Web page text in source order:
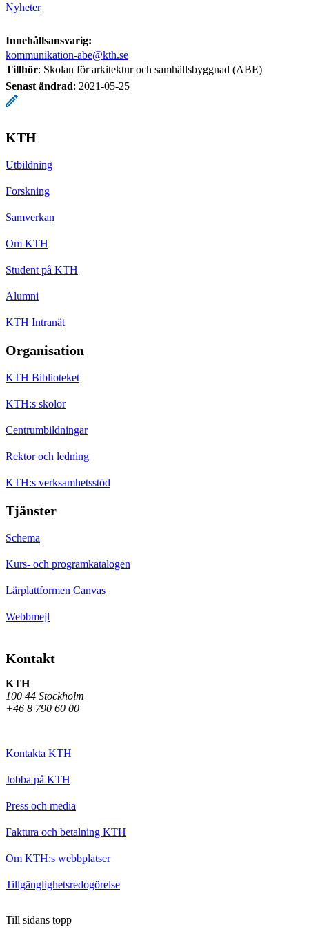
Nyheter
Innehållsansvarig:
kommunikation-abe@kth.se
Tillhör: Skolan för arkitektur och samhällsbyggnad (ABE)
Senast ändrad: 2021-05-25
KTH
Utbildning
Forskning
Samverkan
Om KTH
Student på KTH
Alumni
KTH Intranät
Organisation
KTH Biblioteket
KTH:s skolor
Centrumbildningar
Rektor och ledning
KTH:s verksamhetsstöd
Tjänster
Schema
Kurs- och programkatalogen
Lärplattformen Canvas
Webbmejl
Kontakt
KTH
100 44 Stockholm
+46 8 790 60 00
Kontakta KTH
Jobba på KTH
Press och media
Faktura och betalning KTH
Om KTH:s webbplatser
Tillgänglighetsredogörelse
Till sidans topp